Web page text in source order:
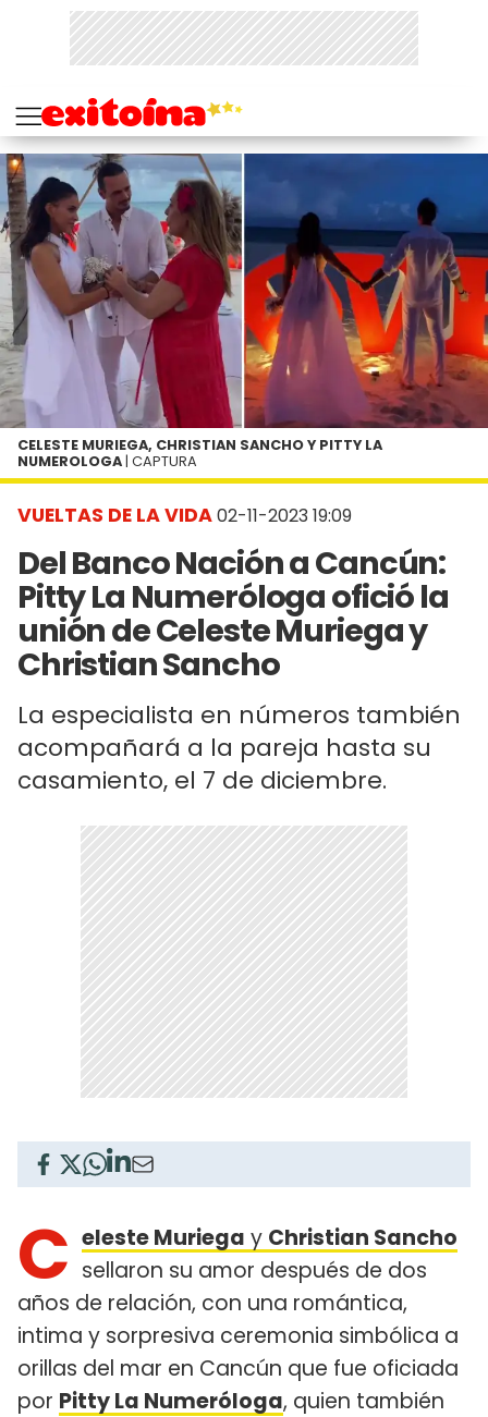
VUELTAS DE LA VIDA02-11-2023 19:09
Del Banco Nación a Cancún:
Pitty La Numeróloga ofició la
unión de Celeste Muriega y
Christian Sancho
La especialista en números también
acompañará a la pareja hasta su
casamiento, el 7 de diciembre.
CELESTE MURIEGA, CHRISTIAN SANCHO Y PITTY LA
NUMEROLOGA | CAPTURA
C eleste Muriega y Christian Sancho
sellaron su amor después de dos
años de relación, con una romántica,
intima y sorpresiva ceremonia simbólica a
orillas del mar en Cancún que fue oficiada
por Pitty La Numeróloga, quien también